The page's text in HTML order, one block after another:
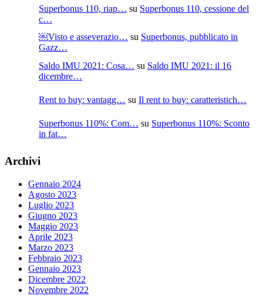
Superbonus 110, riap… su Superbonus 110, cessione del
c…
￼Visto e asseverazio… su Superbonus, pubblicato in
Gazz…
Saldo IMU 2021: Cosa… su Saldo IMU 2021: il 16
dicembre…
Rent to buy: vantagg… su Il rent to buy: caratteristich…
Superbonus 110%: Com… su Superbonus 110%: Sconto
in fat…
Archivi
Gennaio 2024
Agosto 2023
Luglio 2023
Giugno 2023
Maggio 2023
Aprile 2023
Marzo 2023
Febbraio 2023
Gennaio 2023
Dicembre 2022
Novembre 2022